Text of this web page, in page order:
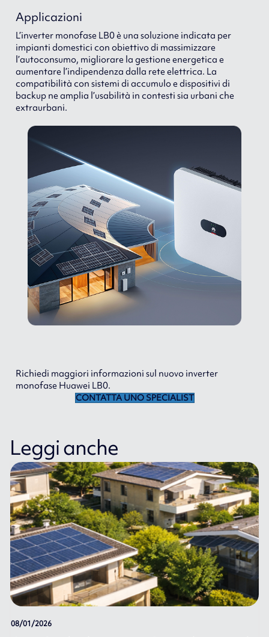
Applicazioni
L’inverter monofase LB0 è una soluzione indicata per
impianti domestici con obiettivo di massimizzare
l’autoconsumo, migliorare la gestione energetica e
aumentare l’indipendenza dalla rete elettrica. La
compatibilità con sistemi di accumulo e dispositivi di
backup ne amplia l’usabilità in contesti sia urbani che
extraurbani.
Richiedi maggiori informazioni sul nuovo inverter
monofase Huawei LB0.
CONTATTA UNO SPECIALIST
Leggi anche
08/01/2026